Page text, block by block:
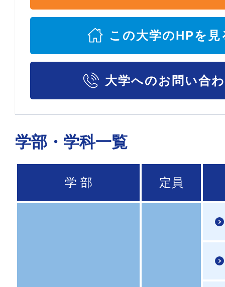
この大学のHPを見
大学へのお問い合
学部・学科一覧
学 部 定員